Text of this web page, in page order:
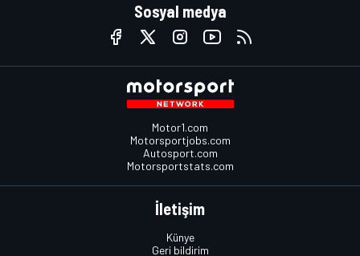
Sosyal medya
Motor1.com
Motorsportjobs.com
Autosport.com
Motorsportstats.com
İletişim
Künye
Geri bildirim